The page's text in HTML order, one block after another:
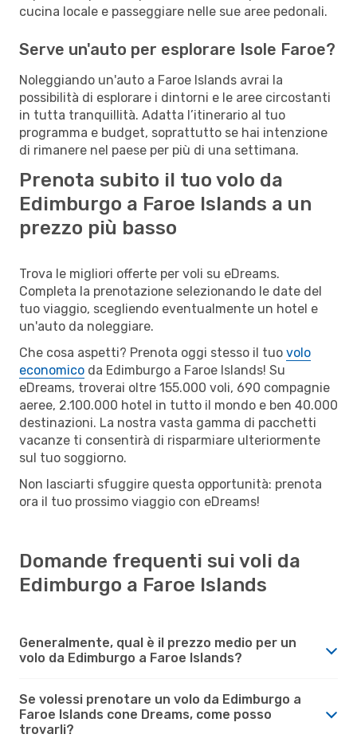
cucina locale e passeggiare nelle sue aree pedonali.
Serve un'auto per esplorare Isole Faroe?
Noleggiando un'auto a Faroe Islands avrai la
possibilità di esplorare i dintorni e le aree circostanti
in tutta tranquillità. Adatta l’itinerario al tuo
programma e budget, soprattutto se hai intenzione
di rimanere nel paese per più di una settimana.
Prenota subito il tuo volo da
Edimburgo a Faroe Islands a un
prezzo più basso
Trova le migliori offerte per voli su eDreams.
Completa la prenotazione selezionando le date del
tuo viaggio, scegliendo eventualmente un hotel e
un'auto da noleggiare.
Che cosa aspetti? Prenota oggi stesso il tuo volo
economico da Edimburgo a Faroe Islands! Su
eDreams, troverai oltre 155.000 voli, 690 compagnie
aeree, 2.100.000 hotel in tutto il mondo e ben 40.000
destinazioni. La nostra vasta gamma di pacchetti
vacanze ti consentirà di risparmiare ulteriormente
sul tuo soggiorno.
Non lasciarti sfuggire questa opportunità: prenota
ora il tuo prossimo viaggio con eDreams!
Domande frequenti sui voli da
Edimburgo a Faroe Islands
Generalmente, qual è il prezzo medio per un
volo da Edimburgo a Faroe Islands?
Se volessi prenotare un volo da Edimburgo a
Faroe Islands cone Dreams, come posso
trovarli?